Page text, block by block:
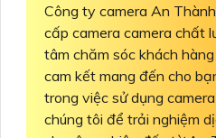
Công ty camera An
cấp camera camera chất
tâm chăm sóc khách
cam kết mang đến cho
trong việc sử dụng
chúng tôi để trải nghiệm